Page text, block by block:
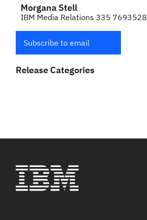
Morgana Stell
IBM Media Relations 335 7693528
Subscribe to email
Release Categories